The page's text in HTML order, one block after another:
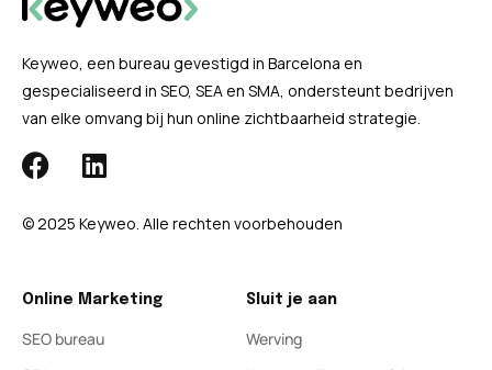
Keyweo, een bureau gevestigd in Barcelona en
gespecialiseerd in SEO, SEA en SMA, ondersteunt bedrijven
van elke omvang bij hun online zichtbaarheid strategie.
© 2025 Keyweo. Alle rechten voorbehouden
Online Marketing
SEO bureau
Sluit je aan
Werving